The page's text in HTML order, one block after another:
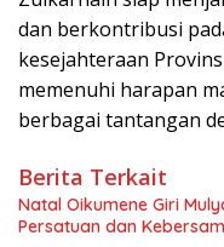
dan berkontribusi
kesejahteraan
memenuhi harapan
berbagai tantangan
Berita Terkait
‎Natal Oikumene Giri
Persatuan dan